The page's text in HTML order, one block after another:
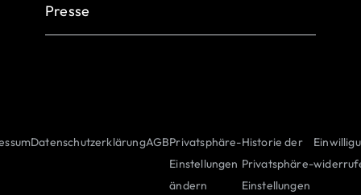
Unsere Benefits
Presse
DatenschutzerklärungAGBPrivatsphäre-
Einstellungen
ändern
Historie der
Privatsphäre-
Einstellungen